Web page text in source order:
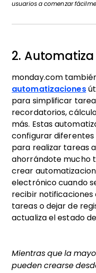
usuarios a comenzar
2.
monday.com
automatizaciones
para simplificar
recordatorios,
más. Estas
configurar diferentes
para realizar tareas
ahorrándote mucho
crear
electrónico cuando
recibir
tareas o dejar de
actualiza el estado
Mientras que la
pueden crearse